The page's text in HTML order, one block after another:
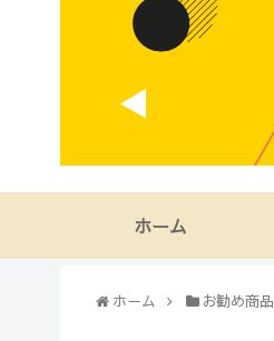
ホーム
ホーム お勧め商品